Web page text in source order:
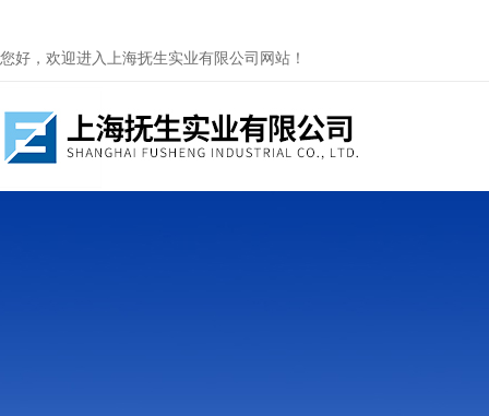
您好，欢迎进入上海抚生实业有限公司网站！